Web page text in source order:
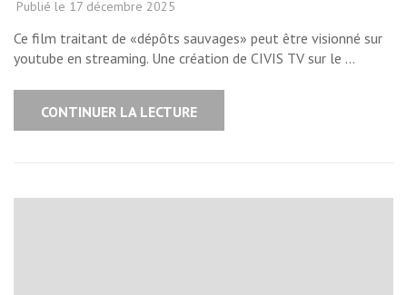
Publié le 17 décembre 2025
Ce film traitant de «dépôts sauvages» peut être visionné sur
youtube en streaming. Une création de CIVIS TV sur le …
CONTINUER LA LECTURE